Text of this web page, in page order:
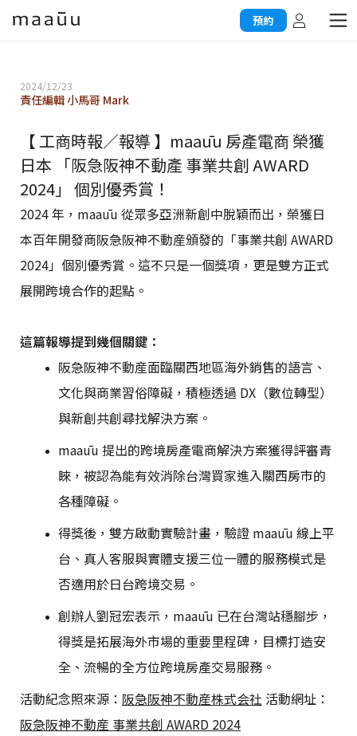
預約
2024/12/23
責任編輯 小馬哥 Mark
【 工商時報／報導 】maaūu 房產電商 榮獲
日本 「阪急阪神不動產 事業共創 AWARD
2024」 個別優秀賞！
2024 年，maaūu 從眾多亞洲新創中脫穎而出，榮獲日
本百年開發商阪急阪神不動産頒發的「事業共創 AWARD
2024」個別優秀賞。這不只是一個獎項，更是雙方正式
展開跨境合作的起點。
這篇報導提到幾個關鍵：
阪急阪神不動産面臨關西地區海外銷售的語言、
文化與商業習俗障礙，積極透過 DX（數位轉型）
與新創共創尋找解決方案。
maaūu 提出的跨境房產電商解決方案獲得評審青
睞，被認為能有效消除台灣買家進入關西房市的
各種障礙。
得獎後，雙方啟動實驗計畫，驗證 maaūu 線上平
台、真人客服與實體支援三位一體的服務模式是
否適用於日台跨境交易。
創辦人劉冠宏表示，maaūu 已在台灣站穩腳步，
得獎是拓展海外市場的重要里程碑，目標打造安
全、流暢的全方位跨境房產交易服務。
活動紀念照來源： 阪急阪神不動産株式会社 活動網址：
阪急阪神不動産 事業共創 AWARD 2024